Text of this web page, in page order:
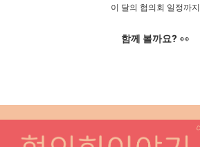
이 달의 협의회 일정까지
함께 볼까요?👀